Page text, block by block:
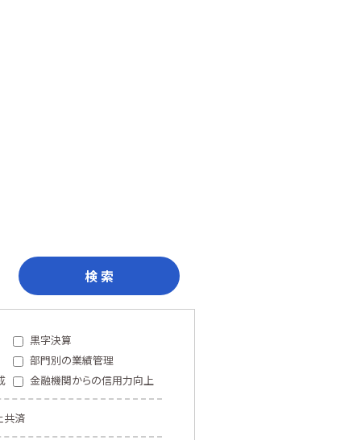
検 索
黒字決算
部門別の業績管理
金融機関からの信用力向上
共済